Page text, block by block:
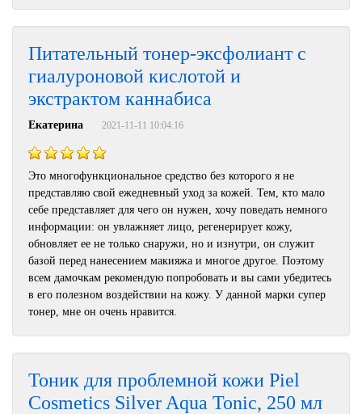
Питательный тонер-эксфолиант с
гиалуроновой кислотой и
экстрактом каннабиса
Екатерина 2021-11-11 10:04:16
Это многофункциональное средство без которого я не
представляю свой ежедневный уход за кожей. Тем, кто мало
себе представляет для чего он нужен, хочу поведать немного
информации: он увлажняет лицо, регенерирует кожу,
обновляет ее не только снаружи, но и изнутри, он служит
базой перед нанесением макияжа и многое другое. Поэтому
всем дамочкам рекомендую попробовать и вы сами убедитесь
в его полезном воздействии на кожу. У данной марки супер
тонер, мне он очень нравится.
Тоник для проблемной кожи Piel
Cosmetics Silver Aqua Tonic, 250 мл